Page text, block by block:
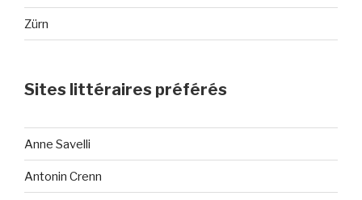
Zürn
Sites littéraires préférés
Anne Savelli
Antonin Crenn